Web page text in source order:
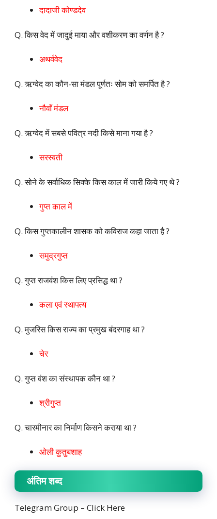
दादाजी कोण्डदेव
Q. किस वेद में जादुई माया और वशीकरण का वर्णन है ?
अथर्ववेद
Q. ऋग्वेद का कौन-सा मंडल पूर्णतः सोम को समर्पित है ?
नौवाँ मंडल
Q. ऋग्वेद में सबसे पवित्र नदी किसे माना गया है ?
सरस्वती
Q. सोने के सर्वाधिक सिक्के किस काल में जारी किये गए थे ?
गुप्त काल में
Q. किस गुप्तकालीन शासक को कविराज कहा जाता है ?
समुद्रगुप्त
Q. गुप्त राजवंश किस लिए प्रसिद्ध था ?
कला एवं स्थापत्य
Q. मुजरिस किस राज्य का प्रमुख बंदरगाह था ?
चेर
Q. गुप्त वंश का संस्थापक कौन था ?
श्रीगुप्त
Q. चारमीनार का निर्माण किसने कराया था ?
ओली कुतुबशाह
अंतिम शब्द
Telegram Group – Click Here